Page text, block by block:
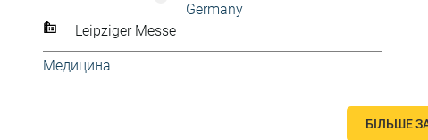
Germany
Leipziger Messe
Медицина
БІЛЬШЕ